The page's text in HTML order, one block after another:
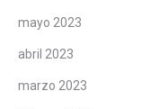
mayo 2023
abril 2023
marzo 2023